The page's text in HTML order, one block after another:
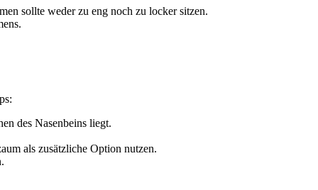
sollte weder zu eng noch zu locker sitzen.
des Nasenbeins liegt.
als zusätzliche Option nutzen.